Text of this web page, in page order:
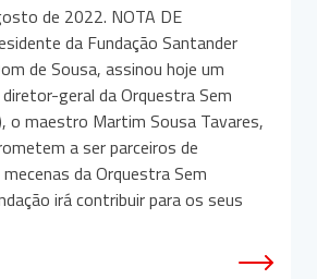
de 2022. NOTA DE
da Fundação Santander
de Sousa, assinou hoje um
geral da Orquestra Sem
o maestro Martim Sousa Tavares,
a ser parceiros de
da Orquestra Sem
irá contribuir para os seus